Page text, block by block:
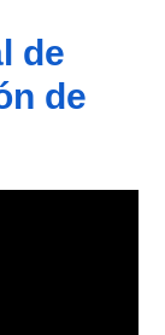
de
de